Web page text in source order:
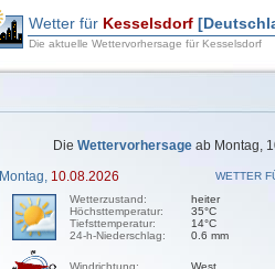
Wetter für Kesselsdorf
Die aktuelle Wettervorhersage für Kesselsdorf
Die Wettervorhersage ab Montag,
Montag, 10.08.2026
WETTER
Wetterzustand:
Höchsttemperatur:
Tiefsttemperatur:
24-h-Niederschlag:
heiter
35°C
14°C
0.6 mm
Windrichtung:
West